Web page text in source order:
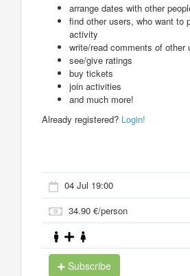
arrange dates with other
find other users, who want to
activity
write/read comments of other
see/give ratings
buy tickets
join activities
and much more!
Already registered? Login!
04 Jul 19:00
34.90 €/person
Subscribe